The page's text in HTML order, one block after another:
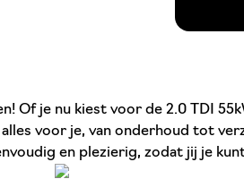
Of je nu kiest voor de 2.0 TDI
voor je, van onderhoud tot
en plezierig, zodat jij je